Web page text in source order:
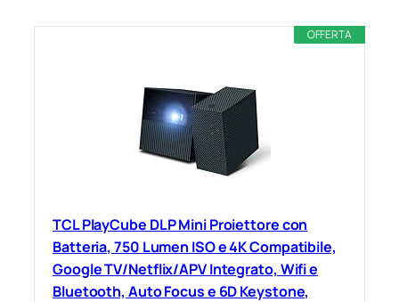
OFFERTA
TCL PlayCube DLP Mini Proiettore con
Batteria, 750 Lumen ISO e 4K Compatibile,
Google TV/Netflix/APV Integrato, Wifi e
Bluetooth, Auto Focus e 6D Keystone,